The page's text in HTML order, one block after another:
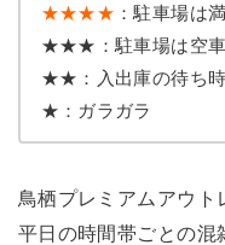
★★★★ ：駐車場は
★★★：駐車場は空車
★★：入出庫の待ち
★：ガラガラ
鳥栖プレミアムアウ
平日の時間帯ごとの混